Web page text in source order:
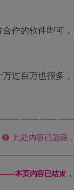
作的软件即可
过百万也很多
此处内容已隐藏
------本页内容已结束